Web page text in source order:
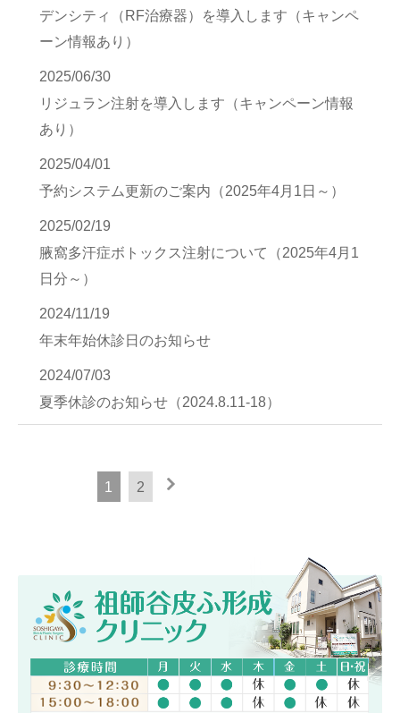
デンシティ（RF治療器）を導入します（キャンペ
ーン情報あり）
2025/06/30
リジュラン注射を導入します（キャンペーン情報
あり）
2025/04/01
予約システム更新のご案内（2025年4月1日～）
2025/02/19
腋窩多汗症ボトックス注射について（2025年4月1
日分～）
2024/11/19
年末年始休診日のお知らせ
2024/07/03
夏季休診のお知らせ（2024.8.11-18）
1 2